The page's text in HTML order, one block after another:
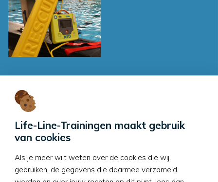
Life-Line-Trainingen maakt gebruik
van cookies
Als je meer wilt weten over de cookies die wij
gebruiken, de gegevens die daarmee verzameld
Contactgegevens
Life-Line-Trainingen
Sleeg 1
6905 BHZevenaar
trainingen.nl